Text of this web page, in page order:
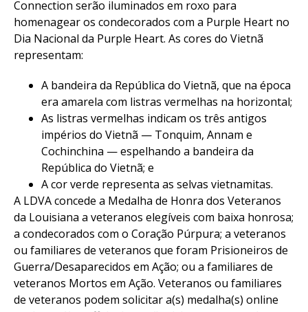
Connection serão iluminados em roxo para
homenagear os condecorados com a Purple Heart no
Dia Nacional da Purple Heart. As cores do Vietnã
representam:
A bandeira da República do Vietnã, que na época
era amarela com listras vermelhas na horizontal;
As listras vermelhas indicam os três antigos
impérios do Vietnã — Tonquim, Annam e
Cochinchina — espelhando a bandeira da
República do Vietnã; e
A cor verde representa as selvas vietnamitas.
A LDVA concede a Medalha de Honra dos Veteranos
da Louisiana a veteranos elegíveis com baixa honrosa;
a condecorados com o Coração Púrpura; a veteranos
ou familiares de veteranos que foram Prisioneiros de
Guerra/Desaparecidos em Ação; ou a familiares de
veteranos Mortos em Ação. Veteranos ou familiares
de veteranos podem solicitar a(s) medalha(s) online